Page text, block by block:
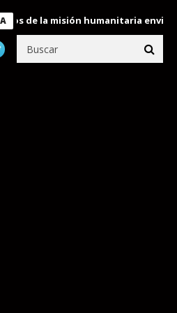
la misión humanitaria enviada a